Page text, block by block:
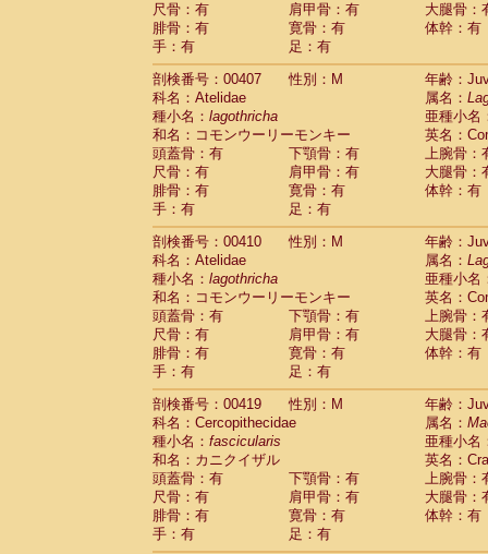
尺骨：有
肩甲骨：有
大腿骨：
腓骨：有
寛骨：有
体幹：有
手：有
足：有
剖検番号：00407
性別：M
年齢：
科名：Atelidae
属名：
種小名： lagothricha
亜種小名
和名：コモンウーリーモンキー
英名：
頭蓋骨：有
下顎骨：有
上腕骨：
尺骨：有
肩甲骨：有
大腿骨：
腓骨：有
寛骨：有
体幹：有
手：有
足：有
剖検番号：00410
性別：M
年齢：
科名：Atelidae
属名：
種小名： lagothricha
亜種小名
和名：コモンウーリーモンキー
英名：
頭蓋骨：有
下顎骨：有
上腕骨：
尺骨：有
肩甲骨：有
大腿骨：
腓骨：有
寛骨：有
体幹：有
手：有
足：有
剖検番号：00419
性別：M
年齢：
科名：Cercopithecidae
属名：
種小名： fascicularis
亜種小名
和名：カニクイザル
英名：
頭蓋骨：有
下顎骨：有
上腕骨：
尺骨：有
肩甲骨：有
大腿骨：
腓骨：有
寛骨：有
体幹：有
手：有
足：有